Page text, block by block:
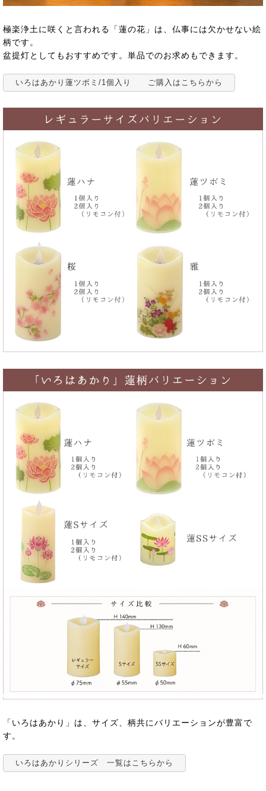
極楽浄土に咲くと言われる「蓮の花」は、仏事には欠かせない絵
柄です。
盆提灯としてもおすすめです。単品でのお求めもできます。
いろはあかり蓮ツボミ/1個入り ご購入はこちらから
「いろはあかり」は、サイズ、柄共にバリエーションが豊富で
す。
いろはあかりシリーズ 一覧はこちらから